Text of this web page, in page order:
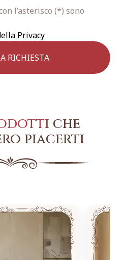
l’asterisco (*) sono
Privacy
che
piacerti